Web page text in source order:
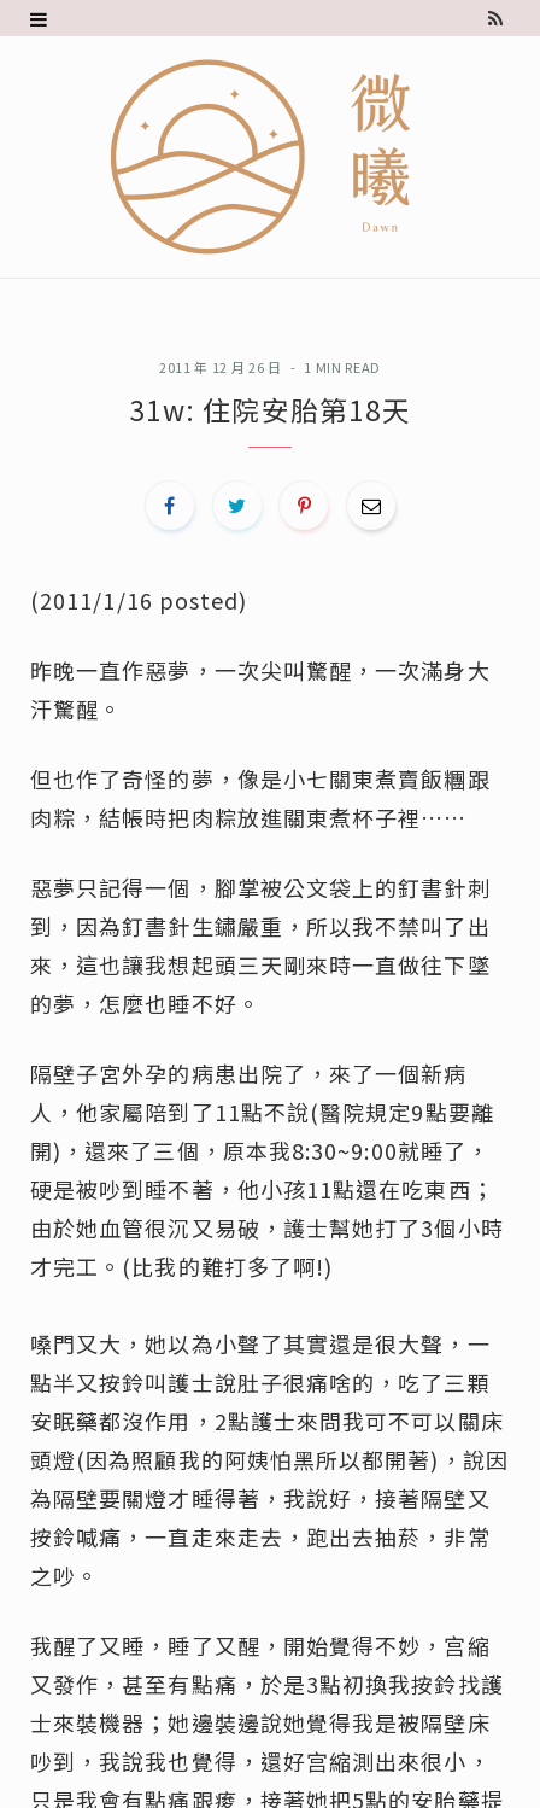
R
2011 年 12 月 26 日 1 MIN READ
31w: 住院安胎第18天
(2011/1/16 posted)
昨晚一直作惡夢，一次尖叫驚醒，一次滿身大
汗驚醒。
但也作了奇怪的夢，像是小七關東煮賣飯糰跟
肉粽，結帳時把肉粽放進關東煮杯子裡……
惡夢只記得一個，腳掌被公文袋上的釘書針刺
到，因為釘書針生鏽嚴重，所以我不禁叫了出
來，這也讓我想起頭三天剛來時一直做往下墜
的夢，怎麼也睡不好。
隔壁子宮外孕的病患出院了，來了一個新病
人，他家屬陪到了11點不說(醫院規定9點要離
開)，還來了三個，原本我8:30~9:00就睡了，
硬是被吵到睡不著，他小孩11點還在吃東西；
由於她血管很沉又易破，護士幫她打了3個小時
才完工。(比我的難打多了啊!)
嗓門又大，她以為小聲了其實還是很大聲，一
點半又按鈴叫護士說肚子很痛啥的，吃了三顆
安眠藥都沒作用，2點護士來問我可不可以關床
頭燈(因為照顧我的阿姨怕黑所以都開著)，說因
為隔壁要關燈才睡得著，我說好，接著隔壁又
按鈴喊痛，一直走來走去，跑出去抽菸，非常
之吵。
我醒了又睡，睡了又醒，開始覺得不妙，宫縮
又發作，甚至有點痛，於是3點初換我按鈴找護
士來裝機器；她邊裝邊說她覺得我是被隔壁床
吵到，我說我也覺得，還好宫縮測出來很小，
只是我會有點痛跟痠，接著她把5點的安胎藥提